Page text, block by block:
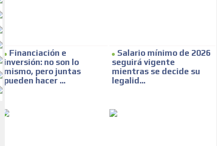
Financiación e
inversión: no son lo
mismo, pero juntas
pueden hacer ...
Salario mínimo de 2026
seguirá vigente
mientras se decide su
legalid...